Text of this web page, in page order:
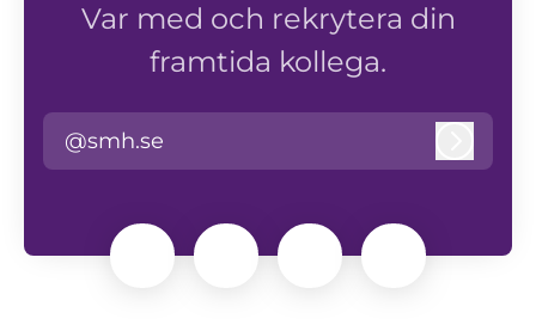
Var med och rekrytera din
framtida kollega.
@smh.se